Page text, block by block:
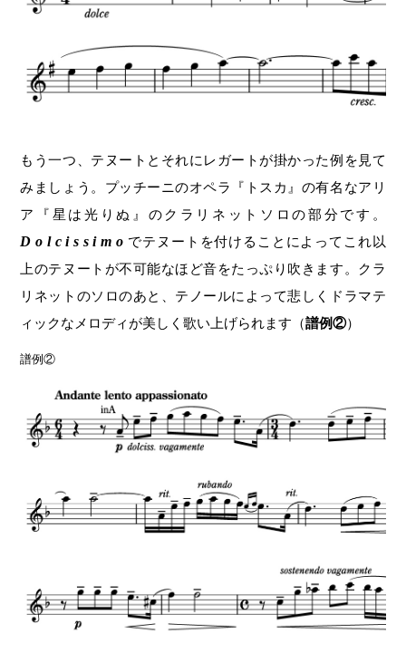
もう一つ、テヌートとそれにレガートが掛かった例を見て
みましょう。プッチーニのオペラ『トスカ』の有名なアリ
ア『星は光りぬ』のクラリネットソロの部分です。
Dolcissimo でテヌートを付けることによってこれ以
上のテヌートが不可能なほど音をたっぷり吹きます。クラ
リネットのソロのあと、テノールによって悲しくドラマテ
ィックなメロディが美しく歌い上げられます（譜例②）
譜例②